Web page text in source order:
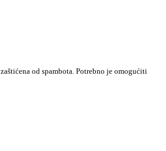
od spambota. Potrebno je omogućiti